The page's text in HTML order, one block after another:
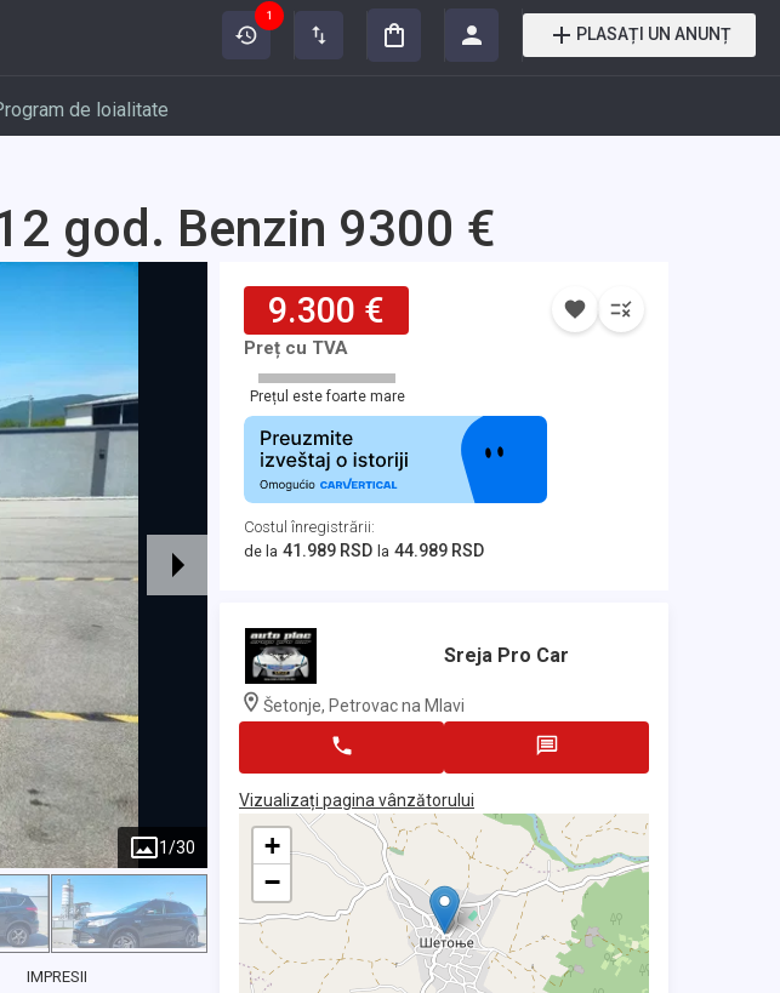
1
PLASAȚI UN ANUNȚ
de loialitate
god. Benzin 9300 €
1/30
IMPRESII
9.300 €
Preț cu TVA
Prețul este foarte mare
Costul înregistrării:
de la 41.989 RSD la 44.989 RSD
Sreja Pro Car
Šetonje, Petrovac na Mlavi
Vizualizați pagina vânzătorului
+
−